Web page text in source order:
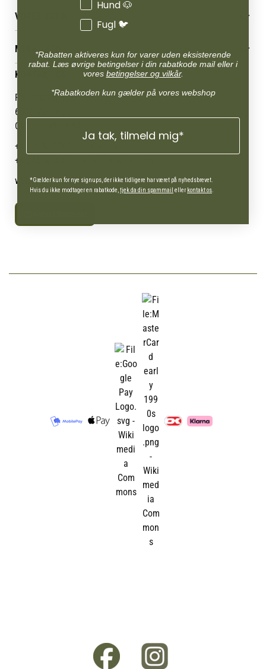
Reklamations- & fortrydelsesret
Levering & afhentning
Følg din bestilling
Persondatapolitik
Cookies
Returportal
VORES BUTIK
Job
Mærker
Om os
Om Vestjyllands Andel
Blog
Ofte stillede spørgsmål
MIN KONTO
Administrer min konto
KONTAKT OS
Pantonevej 10
6580 Vamdrup
CVR: 21 38 54 84
+45 7692 2900
+45 4630 0885
webshop@agroland.dk
Hund 🐶
Fugl 🐦
*Rabatten aktiveres kun for varer uden eksisterende
rabat. Læs øvrige betingelser i din rabatkode mail eller i
vores betingelser og vilkår.
*Rabatkoden kun gælder på vores webshop
Ja tak, tilmeld mig*
*Gælder kun for nye signups, der ikke tidligere har været på nyhedsbrevet.
Hvis du ikke modtager en rabatkode, tjek da din spammail ellerkontakt os